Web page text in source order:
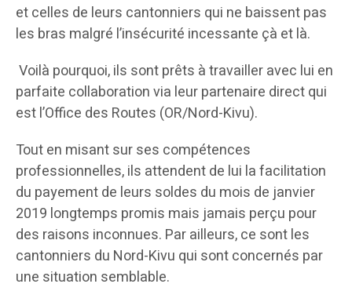
et celles de leurs cantonniers qui ne baissent pas
les bras malgré l’insécurité incessante çà et là.
Voilà pourquoi, ils sont prêts à travailler avec lui en
parfaite collaboration via leur partenaire direct qui
est l’Office des Routes (OR/Nord-Kivu).
Tout en misant sur ses compétences
professionnelles, ils attendent de lui la facilitation
du payement de leurs soldes du mois de janvier
2019 longtemps promis mais jamais perçu pour
des raisons inconnues. Par ailleurs, ce sont les
cantonniers du Nord-Kivu qui sont concernés par
une situation semblable.